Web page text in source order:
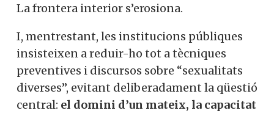
La frontera interior s’erosiona.
I, mentrestant, les institucions públiques
insisteixen a reduir-ho tot a tècniques
preventives i discursos sobre “sexualitats
diverses”, evitant deliberadament la qüestió
central: el domini d’un mateix, la capacitat